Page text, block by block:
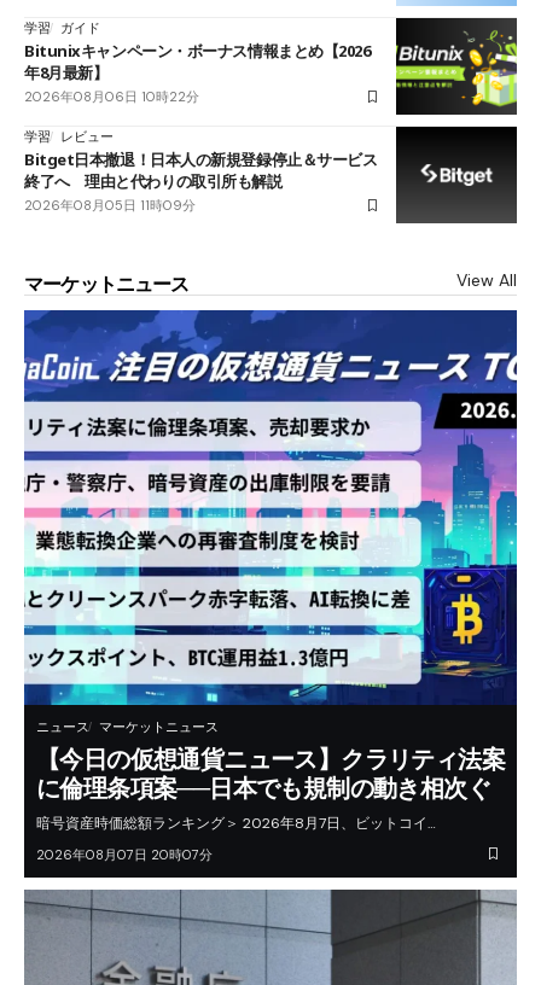
学習 ガイド
Bitunixキャンペーン・ボーナス情報まとめ【2026
年8月最新】
2026年08月06日 10時22分
学習 レビュー
Bitget日本撤退！日本人の新規登録停止＆サービス
終了へ 理由と代わりの取引所も解説
2026年08月05日 11時09分
マーケットニュース View All
ニュース マーケットニュース
【今日の仮想通貨ニュース】クラリティ法案
に倫理条項案──日本でも規制の動き相次ぐ
暗号資産時価総額ランキング＞ 2026年8月7日、ビットコイ…
2026年08月07日 20時07分